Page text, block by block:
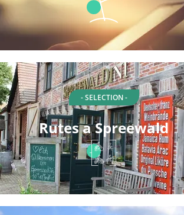
- SELECTION -
Rutes a Spreewald